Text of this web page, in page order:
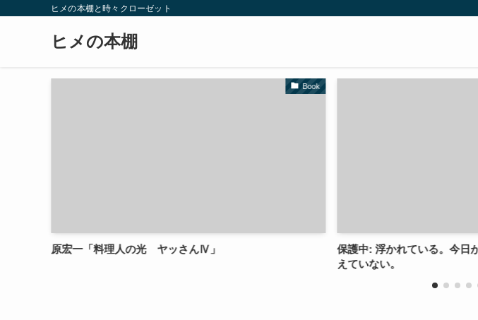
ヒメの本棚と時々クローゼット
ヒメの本棚
保護中: 浮かれている。今日がどんな日か、もう私しか覚
保護中: 水を飲む